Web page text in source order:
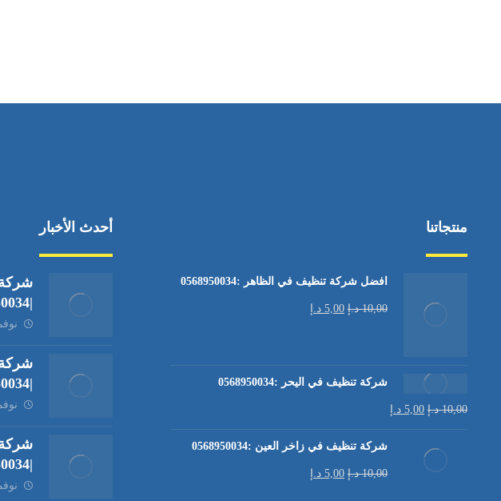
منتجاتنا
افضل شركة تنظيف في الظاهر :0568950034
10,00 د.إ 5,00 د.إ
شركة تنظيف في اليحر :0568950034
10,00 د.إ 5,00 د.إ
شركة تنظيف في زاخر العين :0568950034
10,00 د.إ 5,00 د.إ
أحدث الأخبار
شركة
|0568950034| تعقيم فلل
نوفمبر
|0568950034| رش حشرات
نوفمبر
|0568950034|متميزون
نوفمبر